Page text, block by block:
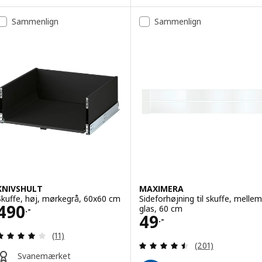
Sammenlign
høj, mørkegrå, 60x60 cm
.-490.-
Anmeld: 3.9 ud af 5 Stjerner. Anmeldelser i alt:
(11)
Svanemærket
Sammenlign
MAXIMERA
Sideforhøjning til skuffe,
glas, 60 cm
49.-
Pris 49.-
Anmeld: 4.5 ud
(201)